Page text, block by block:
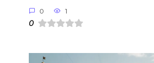
0 1
0